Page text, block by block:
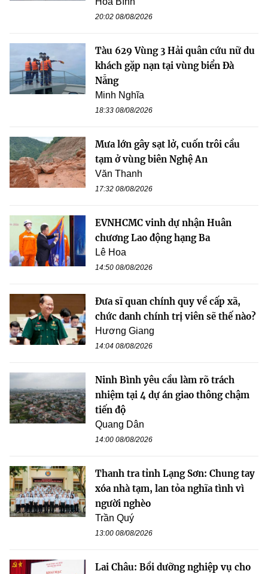
20:02 08/08/2026
Tàu 629 Vùng 3 Hải quân cứu nữ du
khách gặp nạn tại vùng biển Đà
Nẵng
Minh Nghĩa
18:33 08/08/2026
Mưa lớn gây sạt lở, cuốn trôi cầu
tạm ở vùng biên Nghệ An
Văn Thanh
17:32 08/08/2026
EVNHCMC vinh dự nhận Huân
chương Lao động hạng Ba
Lê Hoa
14:50 08/08/2026
Đưa sĩ quan chính quy về cấp xã,
chức danh chính trị viên sẽ thế nào?
Hương Giang
14:04 08/08/2026
Ninh Bình yêu cầu làm rõ trách
nhiệm tại 4 dự án giao thông chậm
tiến độ
Quang Dân
14:00 08/08/2026
Thanh tra tỉnh Lạng Sơn: Chung tay
xóa nhà tạm, lan tỏa nghĩa tình vì
người nghèo
Trần Quý
13:00 08/08/2026
Lai Châu: Bồi dưỡng nghiệp vụ cho